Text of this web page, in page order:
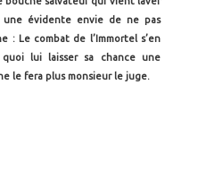
évidente envie de ne pas
: Le combat de l’Immortel s’en
lui laisser sa chance une
le fera plus monsieur le juge.